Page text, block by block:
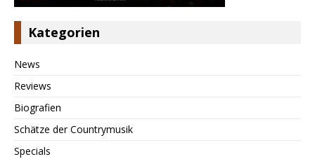
Kategorien
News
Reviews
Biografien
Schätze der Countrymusik
Specials